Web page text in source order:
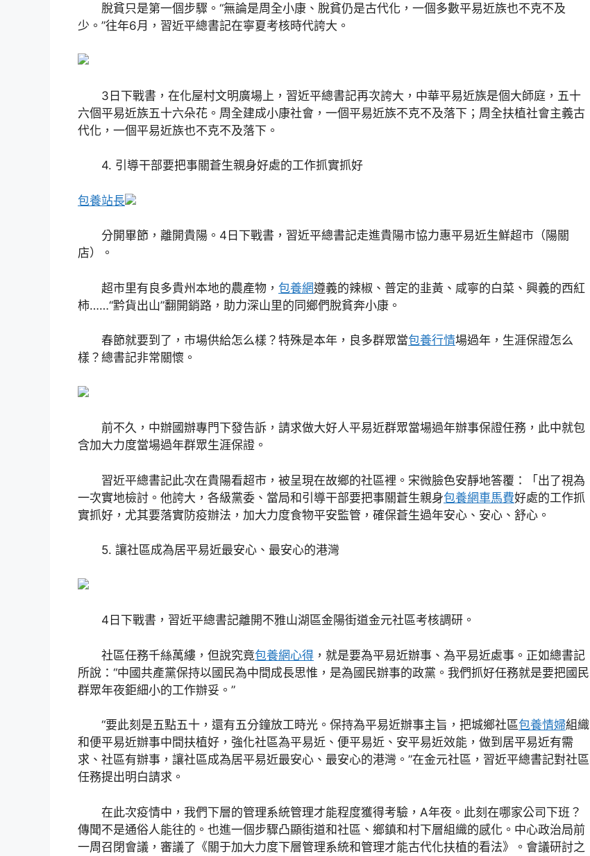
脫貧只是第一個步驟。“無論是周全小康、脫貧仍是古代化，一個多數平易近族也不克不及
少。”往年6月，習近平總書記在寧夏考核時代誇大。
3日下戰書，在化屋村文明廣場上，習近平總書記再次誇大，中華平易近族是個大師庭，五十
六個平易近族五十六朵花。周全建成小康社會，一個平易近族不克不及落下；周全扶植社會主義古
代化，一個平易近族也不克不及落下。
4. 引導干部要把事關蒼生親身好處的工作抓實抓好
包養站長
分開畢節，離開貴陽。4日下戰書，習近平總書記走進貴陽市協力惠平易近生鮮超市（陽關
店）。
超市里有良多貴州本地的農產物， 包養網遵義的辣椒、普定的韭黃、咸寧的白菜、興義的西紅
柿……“黔貨出山”翻開銷路，助力深山里的同鄉們脫貧奔小康。
春節就要到了，市場供給怎么樣？特殊是本年，良多群眾當包養行情場過年，生涯保證怎么
樣？總書記非常關懷。
前不久，中辦國辦專門下發告訴，請求做大好人平易近群眾當場過年辦事保證任務，此中就包
含加大力度當場過年群眾生涯保證。
習近平總書記此次在貴陽看超市，被呈現在故鄉的社區裡。宋微臉色安靜地答覆：「出了視為
一次實地檢討。他誇大，各級黨委、當局和引導干部要把事關蒼生親身包養網車馬費好處的工作抓
實抓好，尤其要落實防疫辦法，加大力度食物平安監管，確保蒼生過年安心、安心、舒心。
5. 讓社區成為居平易近最安心、最安心的港灣
4日下戰書，習近平總書記離開不雅山湖區金陽街道金元社區考核調研。
社區任務千絲萬縷，但說究竟包養網心得 ，就是要為平易近辦事、為平易近處事。正如總書記
所說：“中國共產黨保持以國民為中間成長思惟，是為國民辦事的政黨。我們抓好任務就是要把國民
群眾年夜鉅細小的工作辦妥。”
“要此刻是五點五十，還有五分鐘放工時光。保持為平易近辦事主旨，把城鄉社區包養情婦組織
和便平易近辦事中間扶植好，強化社區為平易近、便平易近、安平易近效能，做到居平易近有需
求、社區有辦事，讓社區成為居平易近最安心、最安心的港灣。”在金元社區，習近平總書記對社區
任務提出明白請求。
在此次疫情中，我們下層的管理系統管理才能程度獲得考驗，A年夜。此刻在哪家公司下班？
傳聞不是通俗人能往的。也進一個步驟凸顯街道和社區、鄉鎮和村下層組織的感化。中心政治局前
一周召閉會議，審議了《關于加大力度下層管理系統和管理才能古代化扶植的看法》。會議研討之